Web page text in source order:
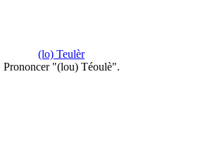
(lo) Teulèr
Prononcer "(lou) Téoulè".